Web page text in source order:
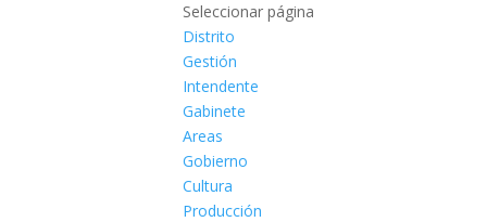
Seleccionar página
Distrito
Gestión
Intendente
Gabinete
Areas
Gobierno
Cultura
Producción